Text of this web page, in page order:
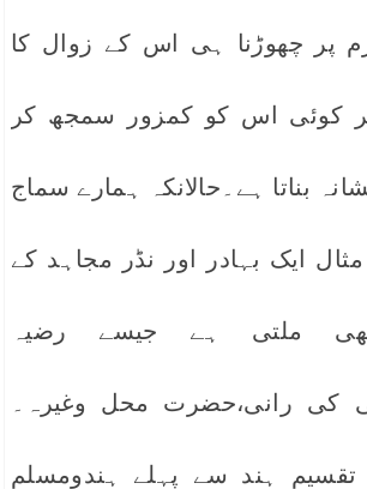
پر چھوڑنا ہی اس کے زوال کا
کوئی اس کو کمزور سمجھ کر
بناتا ہے۔حالانکہ ہمارے سماج
ایک بہادر اور نڈر مجاہد کے
ملتی ہے جیسے رضیہ
کی رانی،حضرت محل وغیرہ۔
تقسیم ہند سے پہلے ہندومسلم